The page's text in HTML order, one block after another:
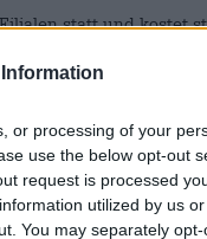
or processing of your
use the below opt-out
request is processed
utilized by us
You may separately
statt und kostet
-Onlineshop
Ebenso bekommst
Theorie soll die
genussorientierter
uns buchen – Meldet